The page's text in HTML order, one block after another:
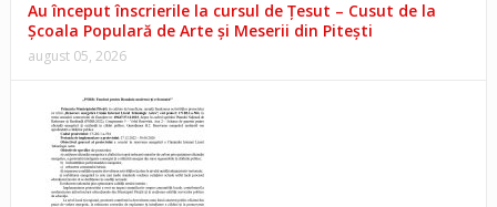
Au început înscrierile la cursul de Țesut – Cusut de la
Școala Populară de Arte și Meserii din Pitești
august 05, 2026